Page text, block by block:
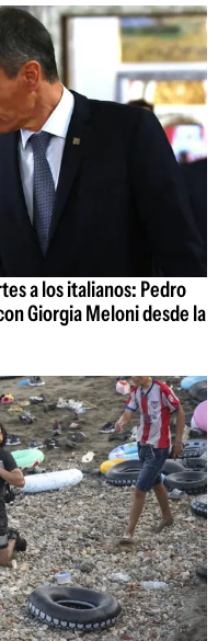
a los italianos: Pedro
Giorgia Meloni desde la